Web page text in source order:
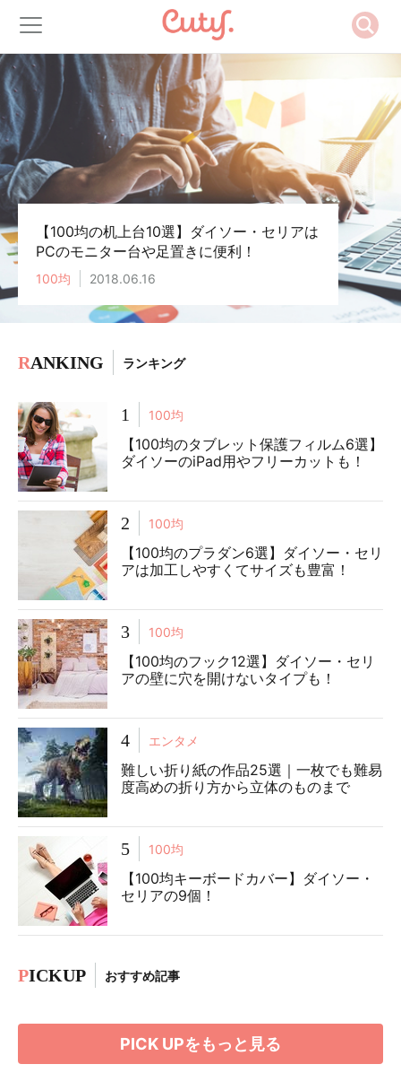
【100均の机上台10選】ダイソー・セリアは
PCのモニター台や足置きに便利！
100均 2018.06.16
RANKING ランキング
1 100均
【100均のタブレット保護フィルム6選】
ダイソーのiPad用やフリーカットも！
2 100均
【100均のプラダン6選】ダイソー・セリ
アは加工しやすくてサイズも豊富！
3 100均
【100均のフック12選】ダイソー・セリ
アの壁に穴を開けないタイプも！
4 エンタメ
難しい折り紙の作品25選｜一枚でも難易
度高めの折り方から立体のものまで
5 100均
【100均キーボードカバー】ダイソー・
セリアの9個！
PICKUP おすすめ記事
PICK UPをもっと見る